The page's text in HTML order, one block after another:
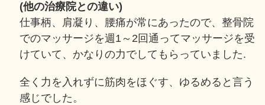
(他の治療院との違い)
仕事柄、肩凝り、腰痛が常にあったので、整骨院
でのマッサージを週1～2回通ってマッサージを受
けていて、かなりの力でしてもらっていました.
全く力を入れずに筋肉をほぐす、ゆるめると言う
感じでした。